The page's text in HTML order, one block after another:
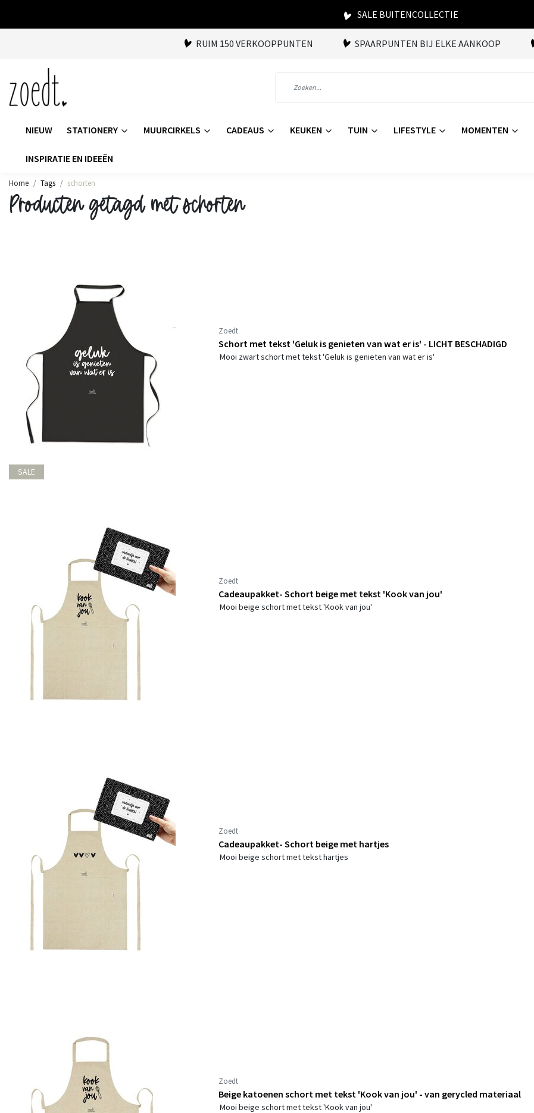
SALE BUITENCOLLECTIE
RUIM 150 VERKOOPPUNTEN SPAARPUNTEN BIJ ELKE AANKOOP
NIEUW STATIONERY MUURCIRKELS CADEAUS KEUKEN TUIN LIFESTYLE MOMENTEN
INSPIRATIE EN IDEEËN
Home Tags schorten
Producten getagd met schorten
SALE
Zoedt
Schort met tekst 'Geluk is genieten van wat er is' - LICHT BESCHADIGD
Mooi zwart schort met tekst 'Geluk is genieten van wat er is'
Zoedt
Cadeaupakket- Schort beige met tekst 'Kook van jou'
Mooi beige schort met tekst 'Kook van jou'
Zoedt
Cadeaupakket- Schort beige met hartjes
Mooi beige schort met tekst hartjes
Zoedt
Beige katoenen schort met tekst 'Kook van jou' - van gerycled materiaal
Mooi beige schort met tekst 'Kook van jou'